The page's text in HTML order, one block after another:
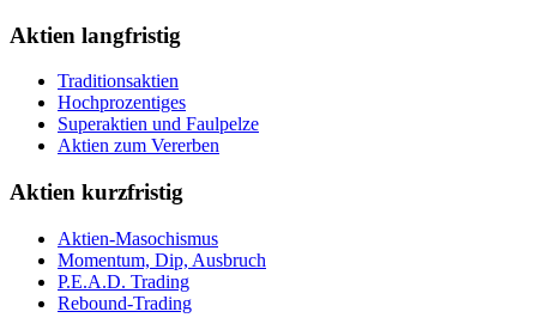
Aktien langfristig
Traditionsaktien
Hochprozentiges
Superaktien und Faulpelze
Aktien zum Vererben
Aktien kurzfristig
Aktien-Masochismus
Momentum, Dip, Ausbruch
P.E.A.D. Trading
Rebound-Trading